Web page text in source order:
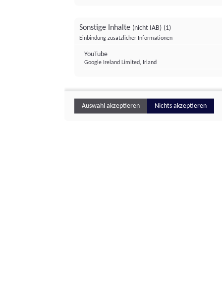
Sonstige Inhalte (nicht IAB) (1)
Einbindung zusätzlicher Informationen
YouTube
Google Ireland Limited, Irland
Auswahl akzeptieren Nichts akzeptieren